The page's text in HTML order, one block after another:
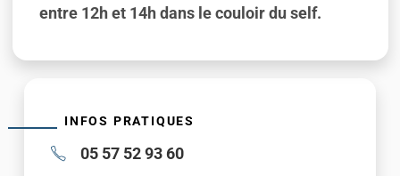
entre 12h et 14h dans le couloir du self.
INFOS PRATIQUES
05 57 52 93 60